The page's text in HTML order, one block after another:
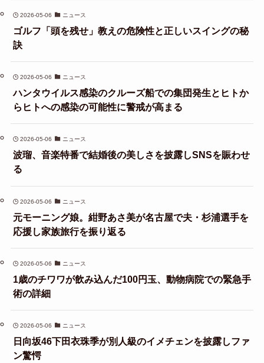
2026-05-06 ニュース
ゴルフ「頭を残せ」教えの危険性と正しいスイングの秘
訣
2026-05-06 ニュース
ハンタウイルス感染のクルーズ船での集団発生とヒトか
らヒトへの感染の可能性に警戒が高まる
2026-05-06 ニュース
波瑠、音楽特番で結婚後の美しさを披露しSNSを賑わせ
る
2026-05-06 ニュース
元モーニング娘。紺野あさ美が名古屋で夫・杉浦選手を
応援し家族旅行を振り返る
2026-05-06 ニュース
1歳のチワワが飲み込んだ100円玉、動物病院での緊急手
術の詳細
2026-05-06 ニュース
日向坂46下田衣珠季が別人級のイメチェンを披露しファ
ン驚愕